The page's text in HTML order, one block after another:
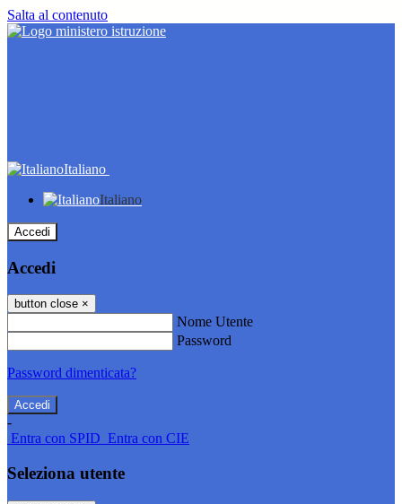
Salta al contenuto
Italiano
Italiano
Accedi
Accedi
button close ×
Nome Utente
Password
Password dimenticata?
-
Entra con SPID Entra con CIE
Seleziona utente